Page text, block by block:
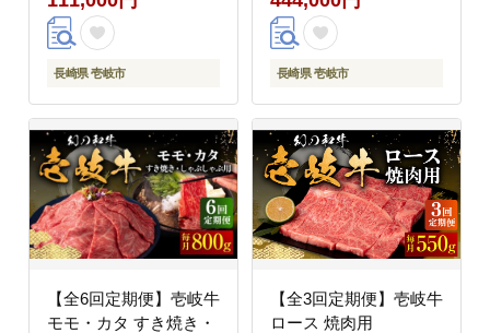
100000円 10万円
長崎県 壱岐市
400000円 40万円
長崎県 壱岐市
【全6回定期便】壱岐牛
モモ・カタ すき焼き・
【全3回定期便】壱岐牛
ロース 焼肉用